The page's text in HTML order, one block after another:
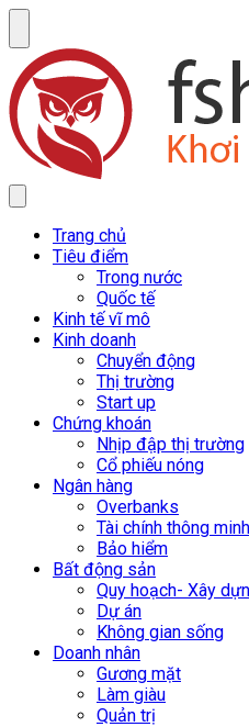
Trang chủ
Tiêu điểm
Trong nước
Quốc tế
Kinh tế vĩ mô
Kinh doanh
Chuyển động
Thị trường
Start up
Chứng khoán
Nhịp đập thị trường
Cổ phiếu nóng
Ngân hàng
Overbanks
Tài chính thông minh
Bảo hiểm
Bất động sản
Quy hoạch- Xây
Dự án
Không gian sống
Doanh nhân
Gương mặt
Làm giàu
Quản trị